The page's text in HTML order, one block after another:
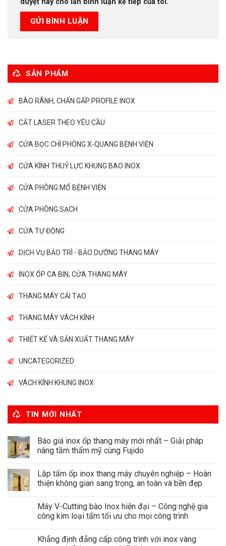
SẢN PHẨM
BÀO RÃNH, CHẤN GẤP PROFILE INOX
CẮT LASER THEO YÊU CẦU
CỬA BỌC CHÌ PHÒNG X-QUANG BỆNH VIỆN
CỬA KÍNH THUỶ LỰC KHUNG BAO INOX
CỬA PHÒNG MỔ BỆNH VIỆN
CỬA PHÒNG SẠCH
CỬA TỰ ĐỘNG
DỊCH VỤ BẢO TRÌ - BẢO DƯỠNG THANG MÁY
INOX ỐP CA BIN, CỬA THANG MÁY
THANG MÁY CẢI TẠO
THANG MÁY VÁCH KÍNH
THIẾT KẾ VÀ SẢN XUẤT THANG MÁY
UNCATEGORIZED
VÁCH KÍNH KHUNG INOX
TIN MỚI NHẤT
Báo giá inox ốp thang máy mới nhất – Giải pháp
nâng tầm thẩm mỹ cùng Fujido
Lắp tấm ốp inox thang máy chuyên nghiệp – Hoàn
thiện không gian sang trọng, an toàn và bền đẹp
Máy V-Cutting bào Inox hiện đại – Công nghệ gia
công kim loại tấm tối ưu cho mọi công trình
Khẳng định đẳng cấp công trình với inox vàng